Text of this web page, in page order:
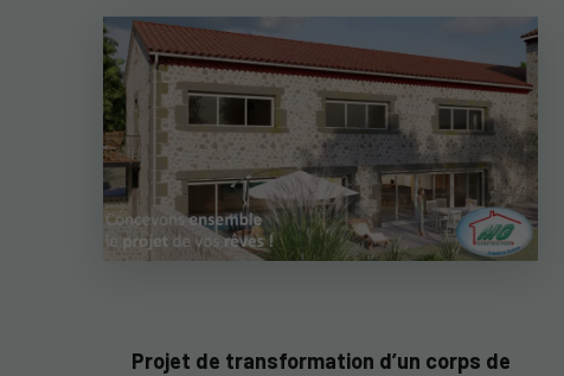
Projet de transformation d’un corps de